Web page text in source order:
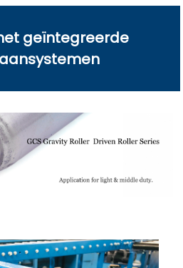
geïntegreerde